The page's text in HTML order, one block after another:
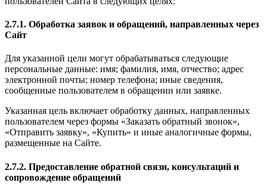
2.7.1. Обработка заявок и обращений, направленных через
Сайт
Для указанной цели могут обрабатываться следующие
персональные данные: имя; фамилия, имя, отчество; адрес
электронной почты; номер телефона; иные сведения,
сообщенные пользователем в обращении или заявке.
Указанная цель включает обработку данных, направленных
пользователем через формы «Заказать обратный звонок»,
«Отправить заявку», «Купить» и иные аналогичные формы,
размещенные на Сайте.
2.7.2. Предоставление обратной связи, консультаций и
сопровождение обращений